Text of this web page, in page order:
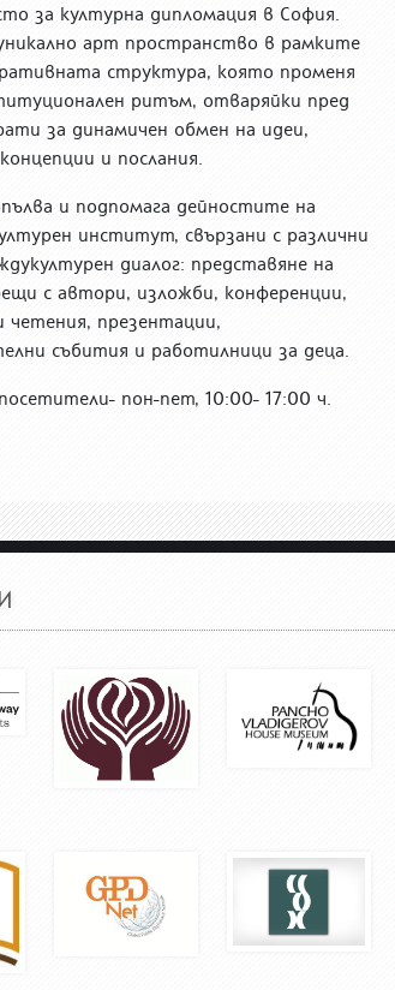
за културна дипломация в София.
арт пространство в рамките
структура, която променя
ритъм, отваряйки пред
за динамичен обмен на идеи,
и послания.
и подпомага дейностите на
институт, свързани с различни
диалог: представяне на
с автори, изложби, конференции,
четения, презентации,
събития и работилници за деца.
пон-пет, 10:00- 17:00 ч.